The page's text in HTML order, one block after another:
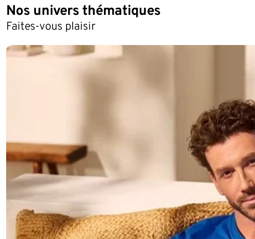
Nos univers thématiques
Faites-vous plaisir